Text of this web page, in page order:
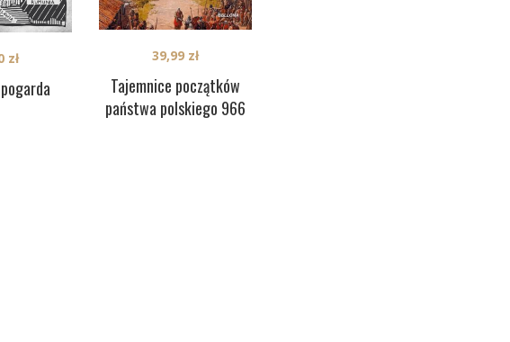
zł
Tajemnice początków
państwa polskiego 966
39,99 zł